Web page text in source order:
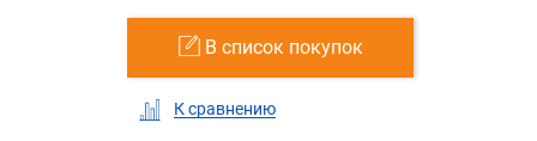
В список покупок
К сравнению